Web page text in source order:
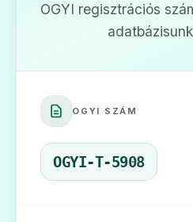
OGYI regisztrációs
OGYI SZÁM
OGYI-T-5908